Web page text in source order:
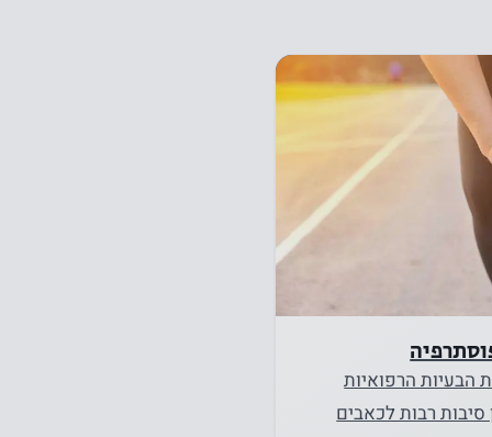
הבעיות הרפואיות
סיבות רבות לכאבים